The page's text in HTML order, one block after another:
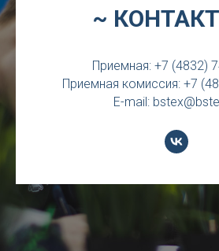
~
Приемная: +7 (4832)
Приемная комиссия: +7
E-mail: